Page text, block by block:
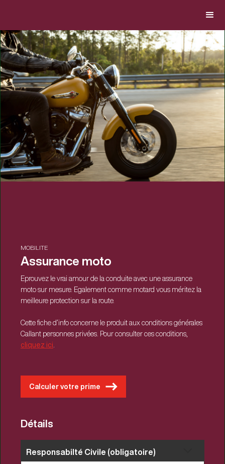
MOBILITE
Assurance moto
Eprouvez le vrai amour de la conduite avec une assurance
moto sur mesure. Egalement comme motard vous méritez la
meilleure protection sur la route.
Cette fiche d’info concerne le produit aux conditions générales
Callant personnes privées. Pour consulter ces conditions,
cliquez ici
Calculer votre prime
Détails
Responsabilté Civile (obligatoire)